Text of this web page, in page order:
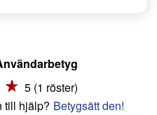
5 (1 röster)
till hjälp? Betygsätt den!